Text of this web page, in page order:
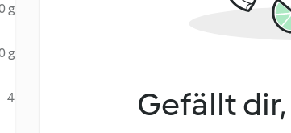
g
g
4 Gefällt